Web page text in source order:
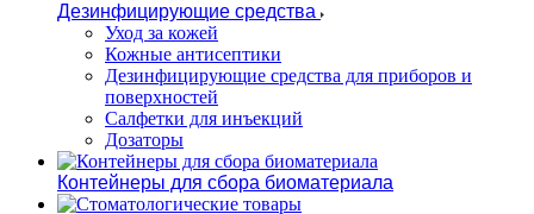
Дезинфицирующие средства
Уход за кожей
Кожные антисептики
Дезинфицирующие средства для приборов и
поверхностей
Салфетки для инъекций
Дозаторы
Контейнеры для сбора биоматериала